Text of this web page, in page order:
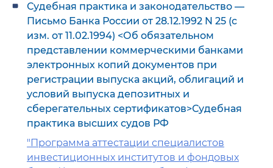
Судебная практика и законодательство —
Письмо Банка России от 28.12.1992 N 25 (с
изм. от 11.02.1994) <Об обязательном
представлении коммерческими банками
электронных копий документов при
регистрации выпуска акций, облигаций и
условий выпуска депозитных и
сберегательных сертификатов>Судебная
практика высших судов РФ
"Программа аттестации специалистов
инвестиционных институтов и фондовых